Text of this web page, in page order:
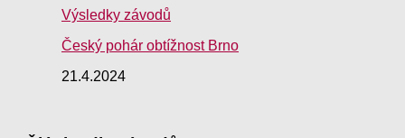
Výsledky závodů
Český pohár obtížnost Brno
21.4.2024